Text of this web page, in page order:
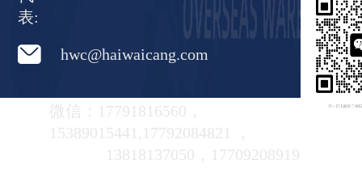
表:
hwc@haiwaicang.com
微信：17791816560，
15389015441,17792084821 ，
13818137050，17709208919